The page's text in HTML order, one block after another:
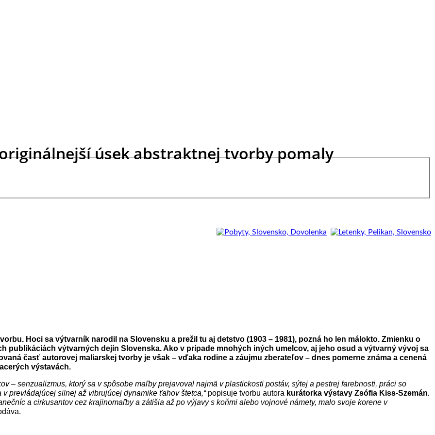
úsek abstraktnej tvorby pomaly
Hoci sa výtvarník narodil na Slovensku a prežil tu aj detstvo (1903 – 1981), pozná ho len málokto. Zmienku o
publikáciách výtvarných dejín Slovenska. Ako v prípade mnohých iných umelcov, aj jeho osud a výtvarný vývoj sa
časť autorovej maliarskej tvorby je však – vďaka rodine a záujmu zberateľov – dnes pomerne známa a cenená
výstavách.
– senzualizmus, ktorý sa v spôsobe maľby prejavoval najmä v plastickosti postáv, sýtej a pestrej farebnosti, práci so
prevládajúcej silnej až vibrujúcej dynamike ťahov štetca,“ popisuje tvorbu autora kurátorka výstavy Zsófia Kiss-Szemán.
a cirkusantov cez krajinomaľby a zátišia až po výjavy s koňmi alebo vojnové námety, malo svoje korene v